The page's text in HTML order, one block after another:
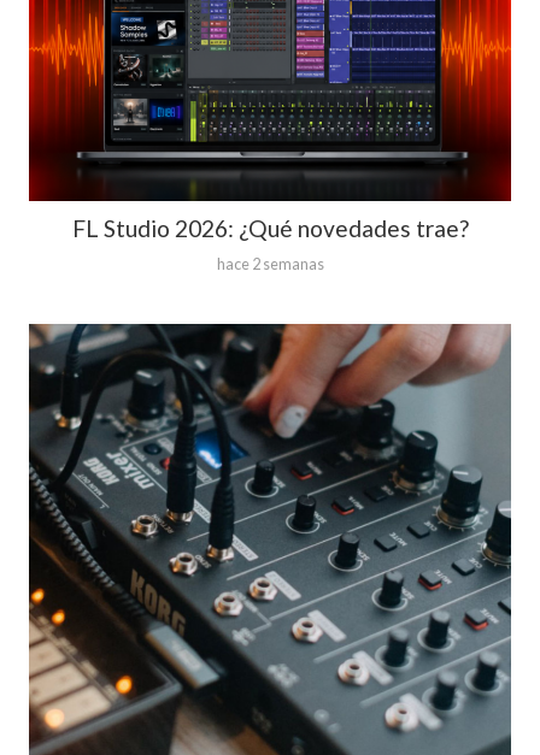
FL Studio 2026: ¿Qué novedades trae?
hace 2 semanas